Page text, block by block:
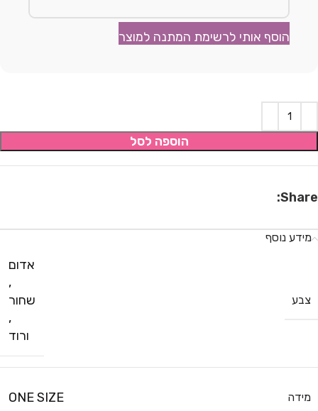
הוסף אותי לרשימת המתנה למוצר
הוספה לסל
Share:
מידע נוסף
צבע
אדום
,
שחור
,
ורוד
מידה ONE SIZE